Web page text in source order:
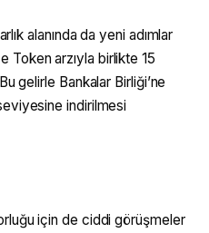
alanında da yeni adımlar
Token arzıyla birlikte 15
gelirle Bankalar Birliği’ne
indirilmesi
için de ciddi görüşmeler